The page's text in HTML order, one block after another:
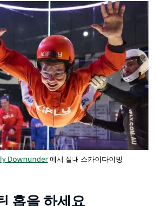
Downunder에서 실내 스카이다이빙
홉을 하세요